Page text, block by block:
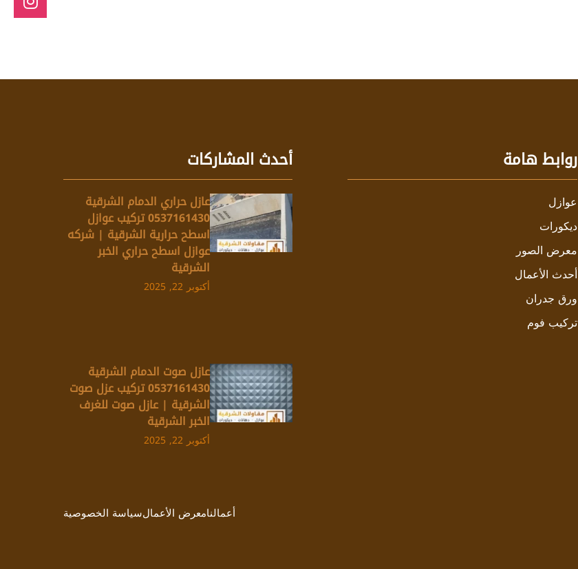
روابط هامة
عوازل
ديكورات
معرض الصور
أحدث الأعمال
ورق جدران
تركيب فوم
أحدث المشاركات
عازل حراري الدمام الشرقية
0537161430 تركيب عوازل
اسطح حرارية الشرقية | شركه
عوازل اسطح حراري الخبر
الشرقية
أكتوبر 22, 2025
عازل صوت الدمام الشرقية
0537161430 تركيب عزل صوت
الشرقية | عازل صوت للغرف
الخبر الشرقية
أكتوبر 22, 2025
أعمالنامعرض الأعمالسياسة الخصوصية